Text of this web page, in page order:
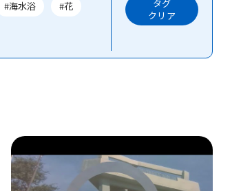
#海水浴 #花
タグ
クリア